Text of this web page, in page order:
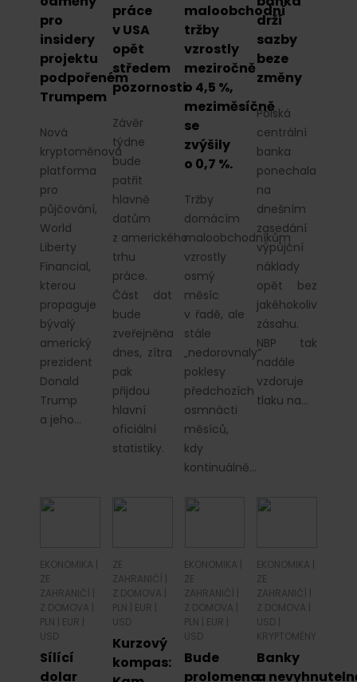
pro
insidery
projektu
podpořeném
Trumpem
Nová
kryptoměnová
platforma
pro
půjčování,
World
Liberty
Financial,
kterou
propaguje
bývalý
americký
prezident
Donald
Trump
a jeho…
práce
v USA
opět
středem
pozornosti
Závěr
týdne
bude
patřit
hlavně
datům
z amerického
trhu
práce.
Část dat
bude
zveřejněna
dnes, zítra
pak
přijdou
hlavní
oficiální
statistiky.
maloobchodní
tržby
vzrostly
meziročně
o 4,5 %,
meziměsíčně
se
zvýšily
o 0,7 %.
Tržby
domácím
maloobchodníkům
vzrostly
osmý
měsíc
v řadě, ale
stále
„nedorovnaly“
poklesy
předchozích
osmnácti
měsíců,
kdy
kontinuálně…
drží
sazby
beze
změny
Polská
centrální
banka
ponechala
na
dnešním
zasedání
výpůjční
náklady
opět bez
jakéhokoliv
zásahu.
NBP tak
nadále
vzdoruje
tlaku na…
EKONOMIKA
ZE
ZAHRANIČÍ
Z DOMOVA
PLN
EUR
USD
Sílící
dolar
ZE
ZAHRANIČÍ
Z DOMOVA
PLN
EUR
USD
Kurzový
kompas:
EKONOMIKA
ZE
ZAHRANIČÍ
Z DOMOVA
PLN
EUR
USD
Bude
prolomena
EKONOMIKA
ZE
ZAHRANIČÍ
Z DOMOVA
USD
KRYPTOMĚNY
Banky
a